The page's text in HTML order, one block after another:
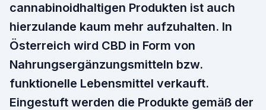
cannabinoidhaltigen Produkten ist auch
hierzulande kaum mehr aufzuhalten. In
Österreich wird CBD in Form von
Nahrungsergänzungsmitteln bzw.
funktionelle Lebensmittel verkauft.
Eingestuft werden die Produkte gemäß der